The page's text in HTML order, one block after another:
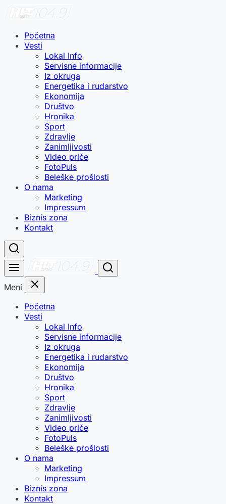
Početna
Vesti
Lokal Info
Servisne informacije
Iz okruga
Energetika i rudarstvo
Ekonomija
Društvo
Hronika
Sport
Zdravlje
Zanimljivosti
Video priče
FotoPuls
Beleške prošlosti
O nama
Marketing
Impressum
Biznis zona
Kontakt
Meni
Početna
Vesti
Lokal Info
Servisne informacije
Iz okruga
Energetika i rudarstvo
Ekonomija
Društvo
Hronika
Sport
Zdravlje
Zanimljivosti
Video priče
FotoPuls
Beleške prošlosti
O nama
Marketing
Impressum
Biznis zona
Kontakt